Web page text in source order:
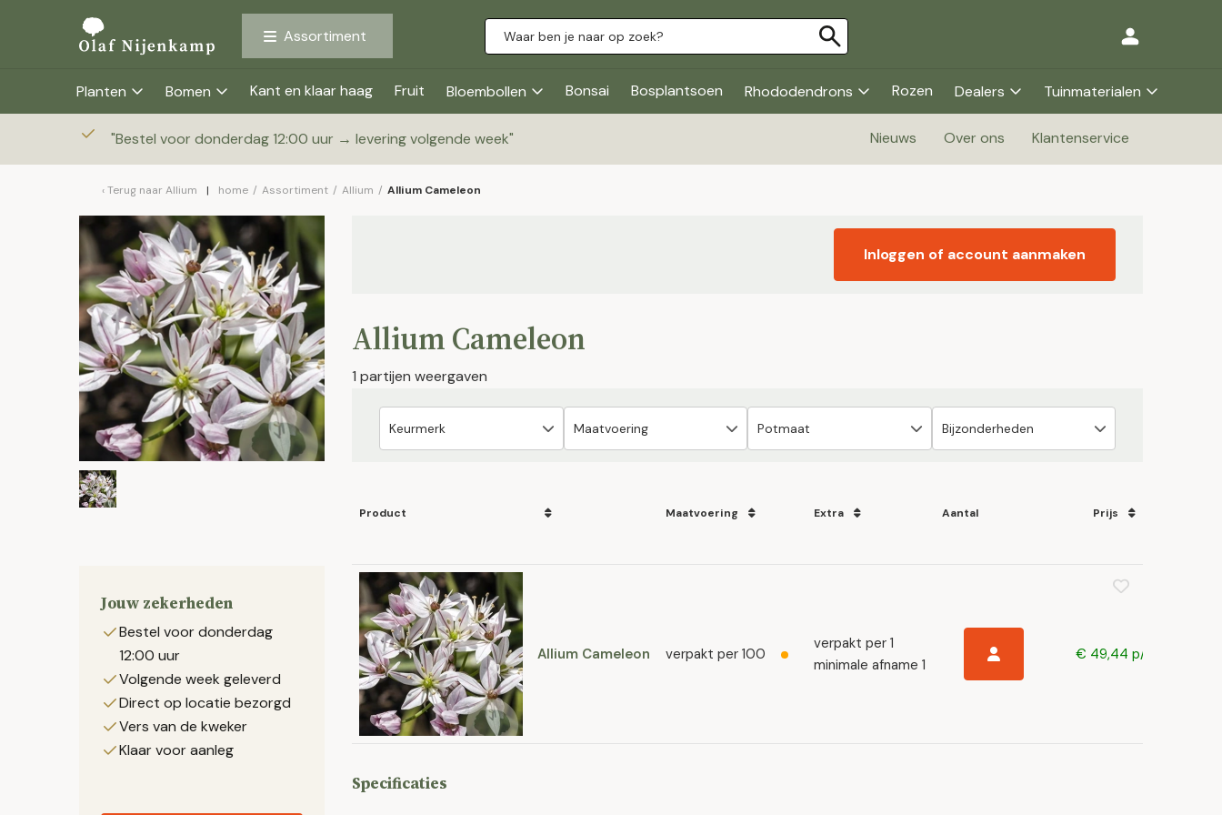
Assortiment
Planten Bomen Kant en klaar haag Fruit Bloembollen Bonsai Bosplantsoen Rhododendrons Rozen Dealers Tuinmaterialen
"Bestel voor donderdag 12:00 uur → levering volgende week" Nieuws Over ons Klantenservice
Terug naar Allium home / Assortiment / Allium / Allium Cameleon
Jouw zekerheden
Bestel voor donderdag
12:00 uur
Volgende week geleverd
Direct op locatie bezorgd
Vers van de kweker
Klaar voor aanleg
Inloggen of account aanmaken
Allium Cameleon
1 partijen weergaven
Product Maatvoering Extra Aantal Prijs
Allium Cameleon verpakt per 100
verpakt per 1
minimale afname 1
€ 49,44 p/s
Specificaties